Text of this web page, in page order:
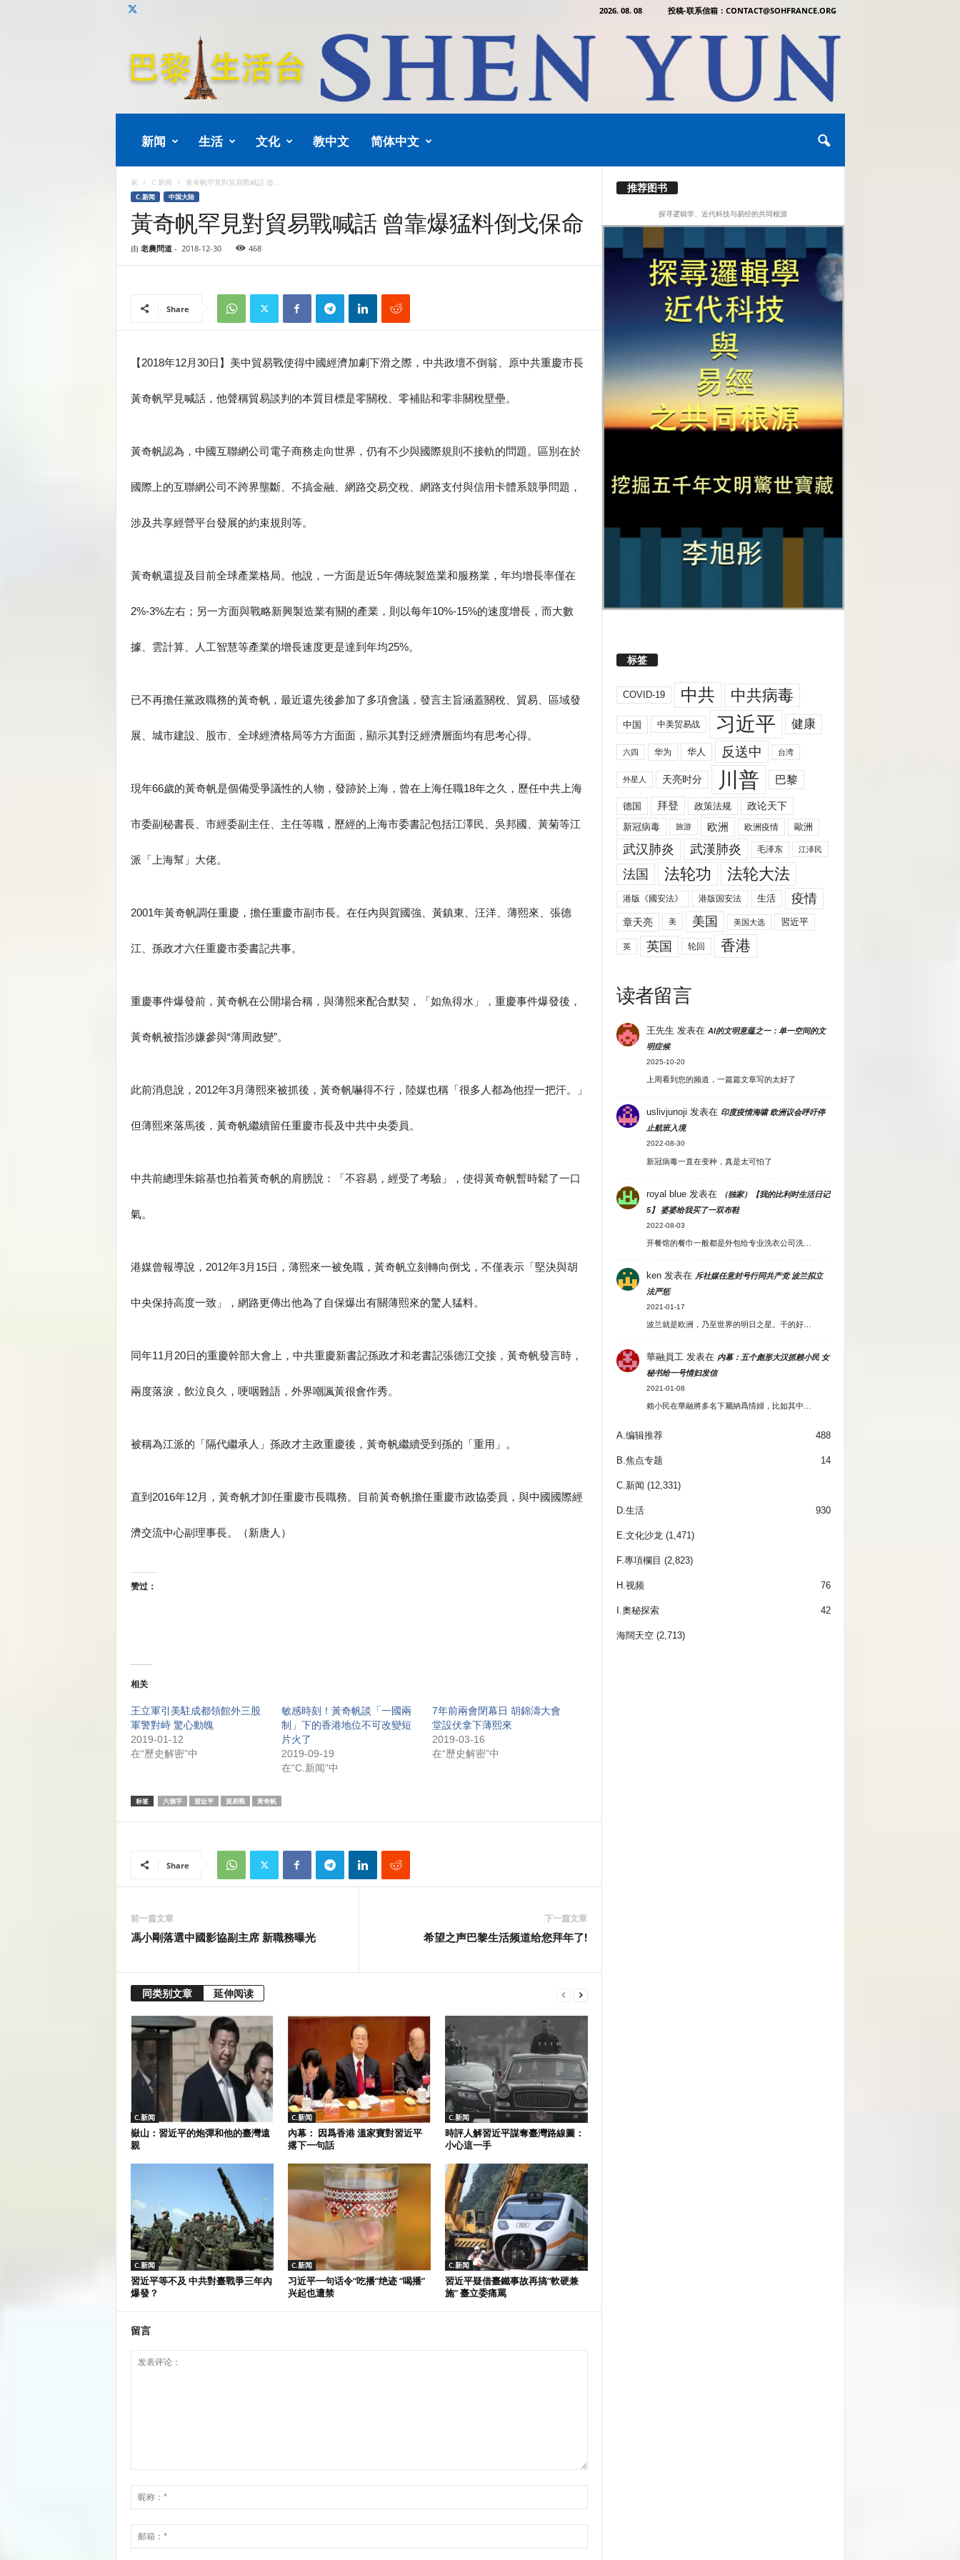
2026. 08. 08 投稿-联系信箱：CONTACT@SOHFRANCE.ORG
新闻 生活 文化 教中文 简体中文
家 C.新闻 黃奇帆罕見對貿易戰喊話 曾...
C.新闻 中国大陆
黃奇帆罕見對貿易戰喊話 曾靠爆猛料倒戈保命
由 老農問道- 2018-12-30 468
Share
【2018年12月30日】美中貿易戰使得中國經濟加劇下滑之際，中共政壇不倒翁、原中共重慶市長
黃奇帆罕見喊話，他聲稱貿易談判的本質目標是零關稅、零補貼和零非關稅壁壘。
黃奇帆認為，中國互聯網公司電子商務走向世界，仍有不少與國際規則不接軌的問題。區別在於
國際上的互聯網公司不跨界壟斷、不搞金融、網路交易交稅、網路支付與信用卡體系競爭問題，
涉及共享經營平台發展的約束規則等。
黃奇帆還提及目前全球產業格局。他說，一方面是近5年傳統製造業和服務業，年均增長率僅在
2%-3%左右；另一方面與戰略新興製造業有關的產業，則以每年10%-15%的速度增長，而大數
據、雲計算、人工智慧等產業的增長速度更是達到年均25%。
已不再擔任黨政職務的黃奇帆，最近還先後參加了多項會議，發言主旨涵蓋關稅、貿易、區域發
展、城市建設、股市、全球經濟格局等方方面面，顯示其對泛經濟層面均有思考心得。
現年66歲的黃奇帆是個備受爭議性的人物，發跡於上海，曾在上海任職18年之久，歷任中共上海
市委副秘書長、市經委副主任、主任等職，歷經的上海市委書記包括江澤民、吳邦國、黃菊等江
派「上海幫」大佬。
2001年黃奇帆調任重慶，擔任重慶市副市長。在任內與賀國強、黃鎮東、汪洋、薄熙來、張德
江、孫政才六任重慶市委書記共事。
重慶事件爆發前，黃奇帆在公開場合稱，與薄熙來配合默契，「如魚得水」，重慶事件爆發後，
黃奇帆被指涉嫌參與“薄周政變”。
此前消息說，2012年3月薄熙來被抓後，黃奇帆嚇得不行，陸媒也稱「很多人都為他捏一把汗。」
但薄熙來落馬後，黃奇帆繼續留任重慶市長及中共中央委員。
中共前總理朱鎔基也拍着黃奇帆的肩膀說：「不容易，經受了考驗」，使得黃奇帆暫時鬆了一口
氣。
港媒曾報導說，2012年3月15日，薄熙來一被免職，黃奇帆立刻轉向倒戈，不僅表示「堅決與胡
中央保持高度一致」，網路更傳出他為了自保爆出有關薄熙來的驚人猛料。
同年11月20日的重慶幹部大會上，中共重慶新書記孫政才和老書記張德江交接，黃奇帆發言時，
兩度落淚，飲泣良久，哽咽難語，外界嘲諷黃很會作秀。
被稱為江派的「隔代繼承人」孫政才主政重慶後，黃奇帆繼續受到孫的「重用」。
直到2016年12月，黃奇帆才卸任重慶市長職務。目前黃奇帆擔任重慶市政協委員，與中國國際經
濟交流中心副理事長。（新唐人）
赞过：
相关
王立軍引美駐成都領館外三股
軍警對峙 驚心動魄
2019-01-12
在“歷史解密”中
敏感時刻！黃奇帆談「一國兩
制」下的香港地位不可改變短
片火了
2019-09-19
在“C.新闻”中
7年前兩會閉幕日 胡錦濤大會
堂設伏拿下薄熙來
2019-03-16
在“歷史解密”中
标签 六個字 習近平 貿易戰 黃奇帆
Share
前一篇文章
馮小剛落選中國影協副主席 新職務曝光
下一篇文章
希望之声巴黎生活频道给您拜年了!
同类别文章 延伸阅读
C.新闻
嶽山：習近平的炮彈和他的臺灣遠
親
C.新闻
內幕： 因爲香港 溫家寶對習近平
撂下一句話
C.新闻
時評人解習近平謀奪臺灣路線圖：
小心這一手
C.新闻
習近平等不及 中共對臺戰爭三年內
爆發？
C.新闻
习近平一句话令“吃播”绝迹 “喝播”
兴起也遭禁
C.新闻
習近平疑借臺鐵事故再搞“軟硬兼
施” 臺立委痛罵
留言
推荐图书
探寻逻辑学、近代科技与易经的共同根源
标签
COVID-19 中共 中共病毒
中国 中美贸易战 习近平 健康
六四 华为 华人 反送中 台湾
外星人 天亮时分 川普 巴黎
德国 拜登 政策法规
政论天下
新冠病毒
旅游 欧洲 欧洲疫情 歐洲
武汉肺炎 武漢肺炎 毛泽东 江泽民
法国 法轮功 法轮大法
港版《國安法》 港版国安法 生活 疫情
章天亮 美 美国 美国大选 習近平
英 英国 轮回 香港
读者留言
王先生 发表在 AI的文明意蕴之一：单一空间的文
明症候
2025-10-20
上周看到您的频道，一篇篇文章写的太好了
uslivjunoji 发表在 印度疫情海啸 欧洲议会呼吁停
止航班入境
2022-08-30
新冠病毒一直在变种，真是太可怕了
royal blue发表在
（独家）【我的比利时生活日记
5】 婆婆给我买了一双布鞋
2022-08-03
开餐馆的餐巾一般都是外包给专业洗衣公司洗…
ken发表在 斥社媒任意封号行同共产党 波兰拟立
法严惩
2021-01-17
波兰就是欧洲，乃至世界的明日之星。干的好…
華融員工 发表在 内幕：五个彪形大汉抓赖小民 女
秘书给一号情妇发信
2021-01-08
賴小民在華融將多名下屬納爲情婦，比如其中…
A.编辑推荐 488
B.焦点专题 14
C.新闻 (12,331)
D.生活 930
E.文化沙龙 (1,471)
F.專項欄目 (2,823)
H.视频 76
I.奧秘探索 42
海闊天空(2,713)